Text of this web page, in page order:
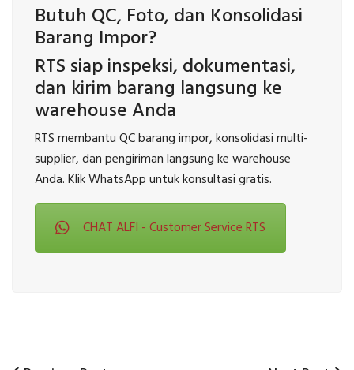
Butuh QC, Foto, dan Konsolidasi
Barang Impor?
RTS siap inspeksi, dokumentasi,
dan kirim barang langsung ke
warehouse Anda
RTS membantu QC barang impor, konsolidasi multi-
supplier, dan pengiriman langsung ke warehouse
Anda. Klik WhatsApp untuk konsultasi gratis.
CHAT ALFI - Customer Service RTS